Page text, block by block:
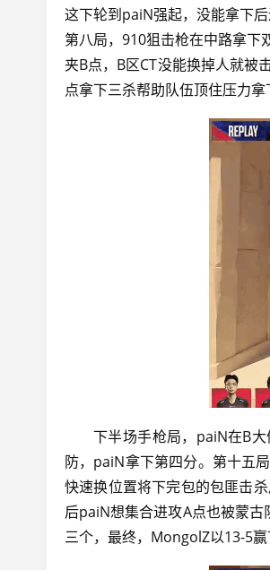
这下轮到paiN强起，没能拿下
第八局，910狙击枪在中路拿
夹B点，B区CT没能换掉人就
点拿下三杀帮助队伍顶住压力
下半场手枪局，paiN在B
防，paiN拿下第四分。第十五
快速换位置将下完包的包匪击
后paiN想集合进攻A点也被蒙
三个，最终，MongolZ以13-5赢